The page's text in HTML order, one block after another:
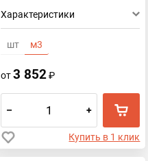
Характеристики
шт м3
от3 852₽
– +
Купить в 1 клик